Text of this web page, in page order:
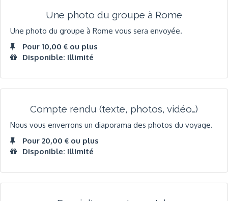
Une photo du groupe à Rome
Une photo du groupe à Rome vous sera envoyée.
Pour 10,00 € ou plus
Disponible: Illimité
Compte rendu (texte, photos, vidéo…)
Nous vous enverrons un diaporama des photos du voyage.
Pour 20,00 € ou plus
Disponible: Illimité